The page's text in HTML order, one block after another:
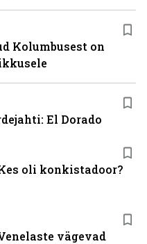
oli konkistadoor?
vägevad
Kolumbusest on
El Dorado